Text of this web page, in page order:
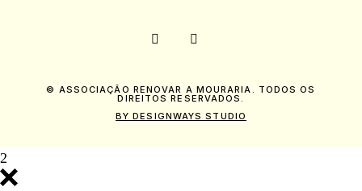
© ASSOCIAÇÃO RENOVAR A MOURARIA. TODOS OS
DIREITOS RESERVADOS.
BY DESIGNWAYS STUDIO